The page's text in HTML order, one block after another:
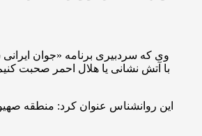
وی که سردبیری برنامه «جوان ایرانی
با آتش نشانی یا هلال احمر صحبت
این روانشناس عنوان کرد: منطقه